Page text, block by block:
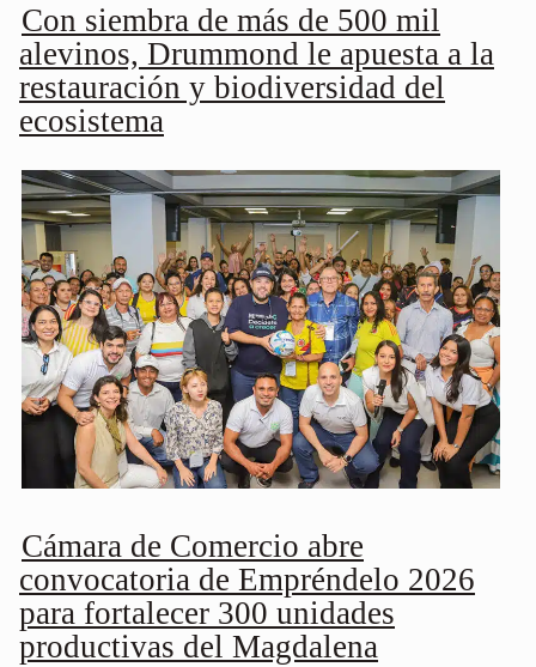
Con siembra de más de 500 mil
alevinos, Drummond le apuesta a la
restauración y biodiversidad del
ecosistema
Cámara de Comercio abre
convocatoria de Empréndelo 2026
para fortalecer 300 unidades
productivas del Magdalena